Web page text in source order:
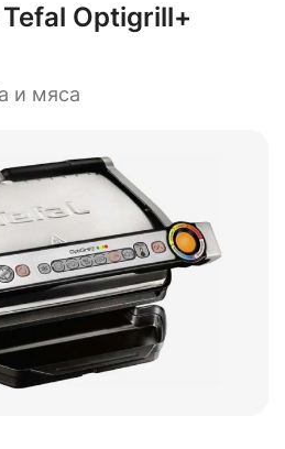
Tefal Optigrill+
и мяса